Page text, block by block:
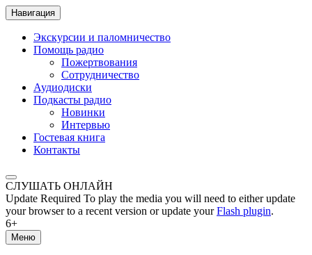
Навигация
Экскурсии и паломничество
Помощь радио
Пожертвования
Сотрудничество
Аудиодиски
Подкасты радио
Новинки
Интервью
Гостевая книга
Контакты
СЛУШАТЬ ОНЛАЙН
Update Required To play the media you will need to either update
your browser to a recent version or update yourFlash plugin.
6+
Меню